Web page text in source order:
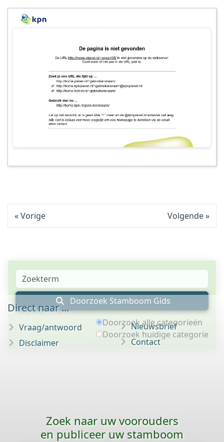
Vorige Volgende
Doorzoek Stamboom Gids
Doorzoek alle categorieën
Doorzoek huidige categorie
Direct naar ...
Vraag/antwoord
Disclaimer
Nieuwsbrief
Contact
Zoek naar uw voorouders
en publiceer uw stamboom